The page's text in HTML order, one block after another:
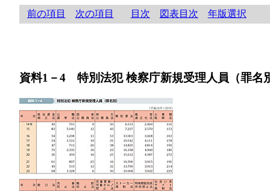
前の項目 次の項目 目次 図表目次 年版選択
資料1－4 特別法犯 検察庁新規受理人員（罪名